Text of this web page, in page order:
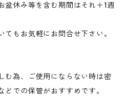
盆休み等を含む期間はそれ＋1週
もお気軽にお問合せ下さい。
む為、ご使用にならない時は密
での保管がおすすめです。